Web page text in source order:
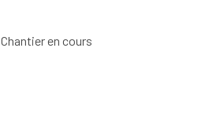
Chantier en cours